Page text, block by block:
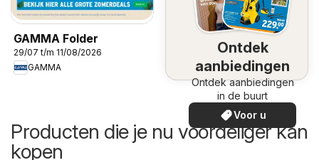
GAMMA Folder
29/07 t/m 11/08/2026
GAMMA
Ontdek
aanbiedingen
Ontdek aanbiedingen
in de buurt
Voor u
Producten die je nu voordeliger kan
kopen